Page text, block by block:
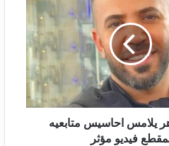
يلامس احاسيس متابعيه
فيديو مؤثر